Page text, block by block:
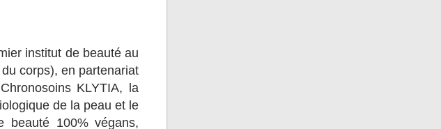
institut de beauté au
corps), en partenariat
KLYTIA, la
de la peau et le
beauté 100% végans,